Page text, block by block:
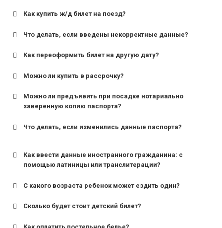
Как купить ж/д билет на поезд?
Что делать, если введены некорректные данные?
Как переоформить билет на другую дату?
Можно ли купить в рассрочку?
Можно ли предъявить при посадке нотариально
заверенную копию паспорта?
Что делать, если изменились данные паспорта?
Как ввести данные иностранного гражданина: с
помощью латиницы или транслитерации?
С какого возраста ребенок может ездить один?
Сколько будет стоит детский билет?